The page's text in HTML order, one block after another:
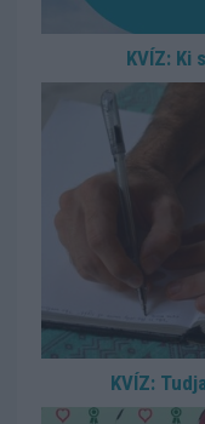
KVÍZ: Ki
KVÍZ: